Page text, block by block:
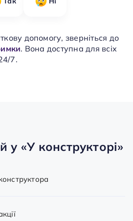
допомогу, зверніться до
. Вона доступна для всіх
7.
у «У конструкторі»